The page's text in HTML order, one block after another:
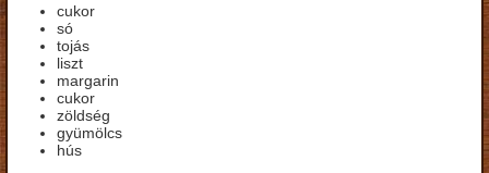
cukor
só
tojás
liszt
margarin
cukor
zöldség
gyümölcs
hús